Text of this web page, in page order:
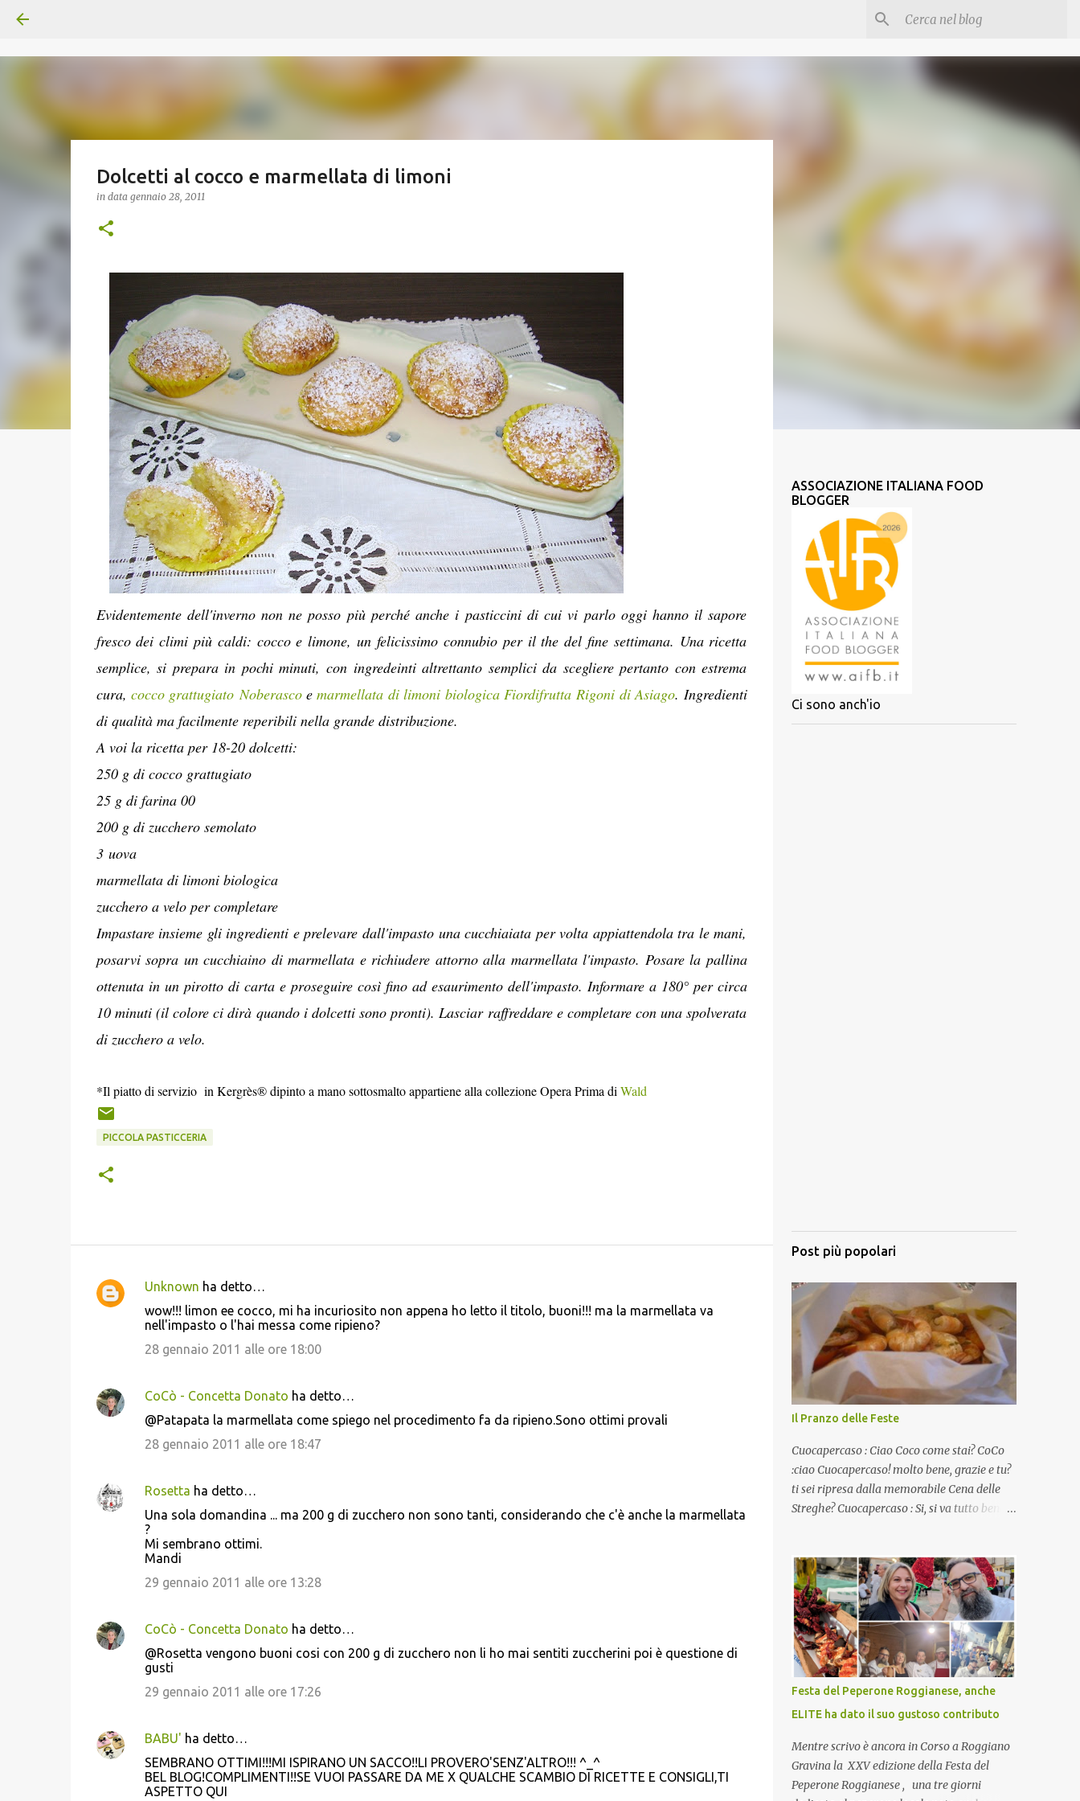
Dolcetti al cocco e marmellata di limoni
in data gennaio 28, 2011
Evidentemente dell'inverno non ne posso più perché anche i pasticcini di cui vi parlo oggi hanno il sapore
fresco dei climi più caldi: cocco e limone, un felicissimo connubio per il the del fine settimana. Una ricetta
semplice, si prepara in pochi minuti, con ingredeinti altrettanto semplici da scegliere pertanto con estrema
cura, cocco grattugiato Noberascoemarmellata di limoni biologica Fiordifrutta Rigoni di Asiago. Ingredienti
di qualità ma facilmente reperibili nella grande distribuzione.
A voi la ricetta per 18-20 dolcetti:
250 g di cocco grattugiato
25 g di farina 00
200 g di zucchero semolato
3 uova
marmellata di limoni biologica
zucchero a velo per completare
Impastare insieme gli ingredienti e prelevare dall'impasto una cucchiaiata per volta appiattendola tra le mani,
posarvi sopra un cucchiaino di marmellata e richiudere attorno alla marmellata l'impasto. Posare la pallina
ottenuta in un pirotto di carta e proseguire così fino ad esaurimento dell'impasto. Informare a 180° per circa
10 minuti (il colore ci dirà quando i dolcetti sono pronti). Lasciar raffreddare e completare con una spolverata
di zucchero a velo.
*Il piatto di servizio in Kergrès® dipinto a mano sottosmalto appartiene alla collezione Opera Prima di Wald
PICCOLA PASTICCERIA
C
e
n
Unknown ha detto…
wow!!! limon ee cocco, mi ha incuriosito non appena ho letto il titolo, buoni!!! ma la marmellata va
nell'impasto o l'hai messa come ripieno?
28 gennaio 2011 alle ore 18:00
CoCò - Concetta Donato ha detto…
@Patapata la marmellata come spiego nel procedimento fa da ripieno.Sono ottimi provali
28 gennaio 2011 alle ore 18:47
Rosetta ha detto…
Una sola domandina ... ma 200 g di zucchero non sono tanti, considerando che c'è anche la marmellata
?
Mi sembrano ottimi.
Mandi
29 gennaio 2011 alle ore 13:28
CoCò - Concetta Donato ha detto…
@Rosetta vengono buoni cosi con 200 g di zucchero non li ho mai sentiti zuccherini poi è questione di
gusti
29 gennaio 2011 alle ore 17:26
BABU' ha detto…
SEMBRANO OTTIMI!!!MI ISPIRANO UN SACCO!!LI PROVERO'SENZ'ALTRO!!! ^_^
BEL BLOG!COMPLIMENTI!!SE VUOI PASSARE DA ME X QUALCHE SCAMBIO DI RICETTE E CONSIGLI,TI
ASPETTO QUI
ASSOCIAZIONE ITALIANA FOOD
BLOGGER
Ci sono anch'io
Post più popolari
Il Pranzo delle Feste
Cuocapercaso : Ciao Coco come stai? CoCo
:ciao Cuocapercaso! molto bene, grazie e tu?
ti sei ripresa dalla memorabile Cena delle
Streghe? Cuocapercaso : Si, si va tutto bene…
virtuale! CoCo : Eh già!! E adesso con le feste
che arrivano chissà che mangiate…a
proposito Cuoca cosa prepari domenica per
pranzo, racconta un po'! Perchè io avrò ospiti
e cerco degli spunti... Cuocapercaso : A dire il
vero domenica prossima non preparo nulla
perché vado al Pranzo Aziendale di fine
anno organizzato dai mie capi! CoCo :
Pranzo aziendale? Una bella idea!
Cuocapercaso : si, è un modo per riunirsi
tutti a fine anno e tirare le somme…
naturalmente mangiando tutti insieme, con
grande convivialità! CoCo : è naturale il cibo,
Festa del Peperone Roggianese, anche
ELITE ha dato il suo gustoso contributo
Mentre scrivo è ancora in Corso a Roggiano
Gravina la XXV edizione della Festa del
Peperone Roggianese , una tre giorni